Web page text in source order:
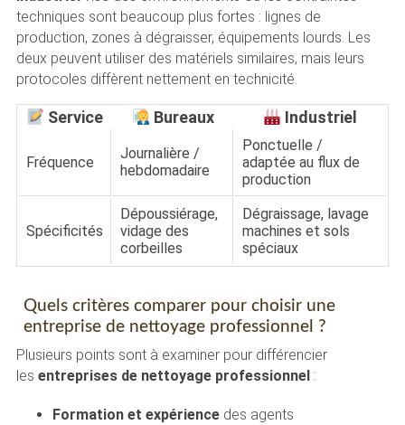
techniques sont beaucoup plus fortes : lignes de
production, zones à dégraisser, équipements lourds. Les
deux peuvent utiliser des matériels similaires, mais leurs
protocoles diffèrent nettement en technicité.
Service Bureaux Industriel
Fréquence
Journalière /
hebdomadaire
Ponctuelle /
adaptée au flux de
production
Spécificités
Dépoussiérage,
vidage des
corbeilles
Dégraissage, lavage
machines et sols
spéciaux
Quels critères comparer pour choisir une
entreprise de nettoyage professionnel ?
Plusieurs points sont à examiner pour différencier
les entreprises de nettoyage professionnel :
Formation et expériencedes agents